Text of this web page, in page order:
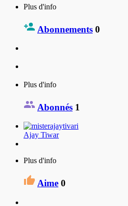
Plus d'info
Abonnements 0
Plus d'info
Abonnés 1
Ajay Tiwar
Plus d'info
Aime 0